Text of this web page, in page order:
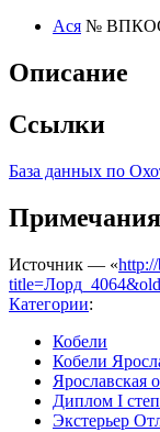
Ася №
Описание
Ссылки
База данных по
Примечания
Источник — «
Категории:
Кобели
Кобели
Ярославская
Диплом I
Экстерьер